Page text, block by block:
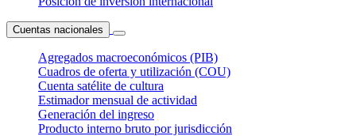
Cuentas nacionales
Agregados macroeconómicos (PIB)
Cuadros de oferta y utilización (COU)
Cuenta satélite de cultura
Estimador mensual de actividad
Generación del ingreso
Producto interno bruto por jurisdicción